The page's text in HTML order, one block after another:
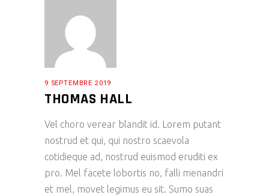
9 SEPTEMBRE 2019
THOMAS HALL
Vel choro verear blandit id. Lorem putant
nostrud et qui, qui nostro scaevola
cotidieque ad, nostrud euismod eruditi ex
pro. Mel facete lobortis no, falli menandri
et mel, movet legimus eu sit. Sumo suas